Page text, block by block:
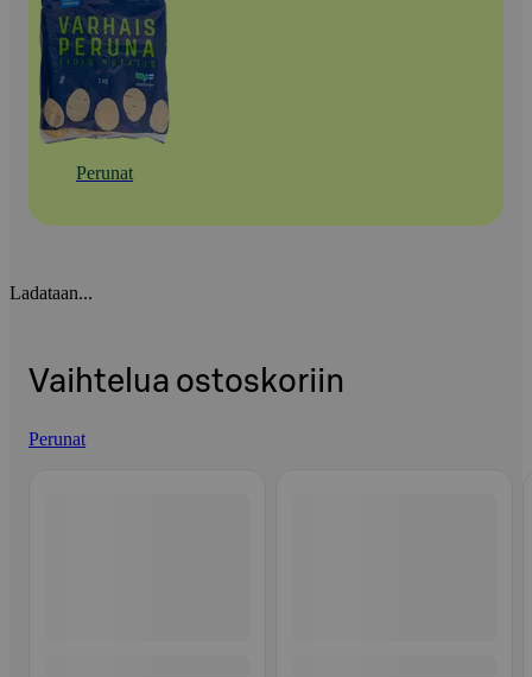
Perunat
Ladataan...
Vaihtelua ostoskoriin
Perunat